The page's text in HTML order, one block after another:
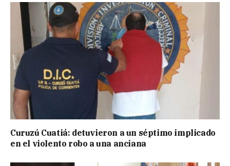
Curuzú Cuatiá: detuvieron a un séptimo implicado
en el violento robo a una anciana